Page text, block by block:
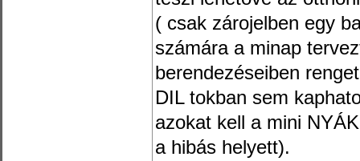
( csak zárojelben egy
számára a minap
berendezéseiben
DIL tokban sem
azokat kell a mini
a hibás helyett).